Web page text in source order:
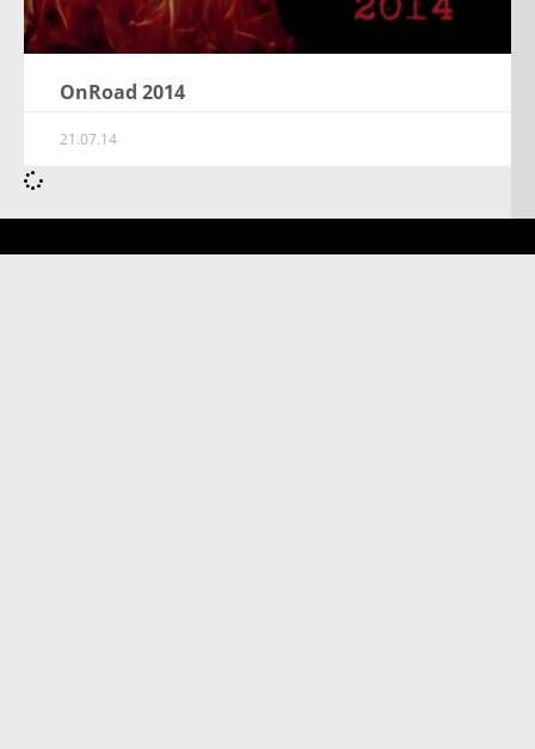
OnRoad 2014
21.07.14